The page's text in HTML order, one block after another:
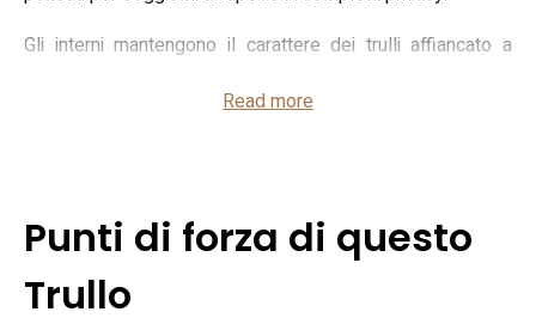
Gli interni mantengono il carattere dei trulli affiancato a
sala da pranzo in un trullo, una cucina moderna ben
connessione Wi‑Fi esterna e interna, lavastoviglie, lavatrice
e piccoli elettrodomestici come macchina per il caffè.
L'organizzazione degli spazi rende la struttura adatta a
Read more
Punti di forza di questo
Trullo